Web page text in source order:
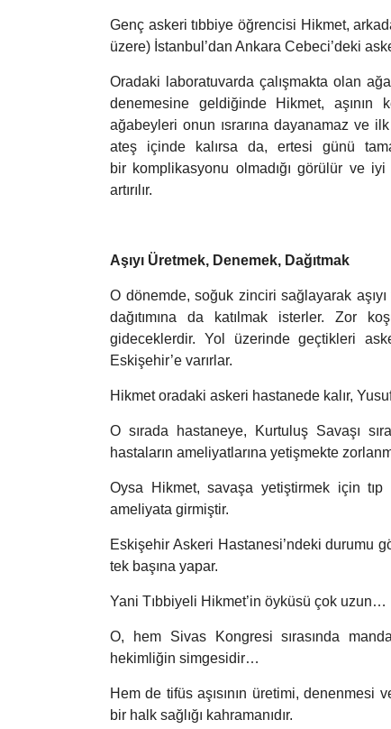
Genç askeri tıbbiye öğrencisi Hikmet,
üzere) İstanbul’dan Ankara Cebeci’deki
Oradaki laboratuvarda çalışmakta olan
denemesine geldiğinde Hikmet, aşının
ağabeyleri onun ısrarına dayanamaz ve
ateş içinde kalırsa da, ertesi günü
bir komplikasyonu olmadığı görülür ve iyi
artırılır.
Aşıyı Üretmek, Denemek, Dağıtmak
O dönemde, soğuk zinciri sağlayarak
dağıtımına da katılmak isterler. Zor
gideceklerdir. Yol üzerinde geçtikleri
Eskişehir’e varırlar.
Hikmet oradaki askeri hastanede kalır,
O sırada hastaneye, Kurtuluş Savaşı
hastaların ameliyatlarına yetişmekte
Oysa Hikmet, savaşa yetiştirmek için tıp
ameliyata girmiştir.
Eskişehir Askeri Hastanesi’ndeki durumu
tek başına yapar.
Yani Tıbbiyeli Hikmet’in öyküsü çok uzun…
O, hem Sivas Kongresi sırasında
hekimliğin simgesidir…
Hem de tifüs aşısının üretimi, denenmesi
bir halk sağlığı kahramanıdır.